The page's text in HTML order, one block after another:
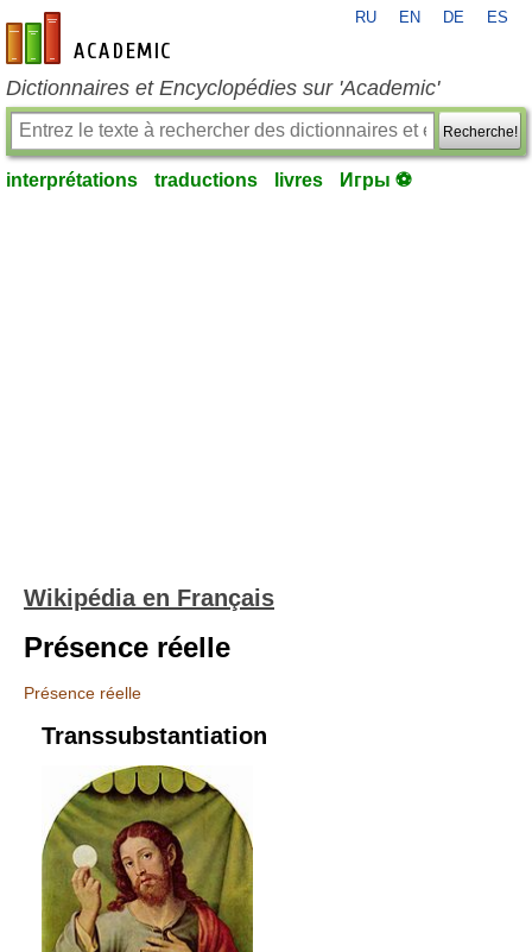
fr-academic.com
RU EN DE ES
Dictionnaires et Encyclopédies sur 'Academic'
Recherche!
interprétations traductions livres Игры ⚽
Wikipédia en Français
Présence réelle
Présence réelle
Transsubstantiation